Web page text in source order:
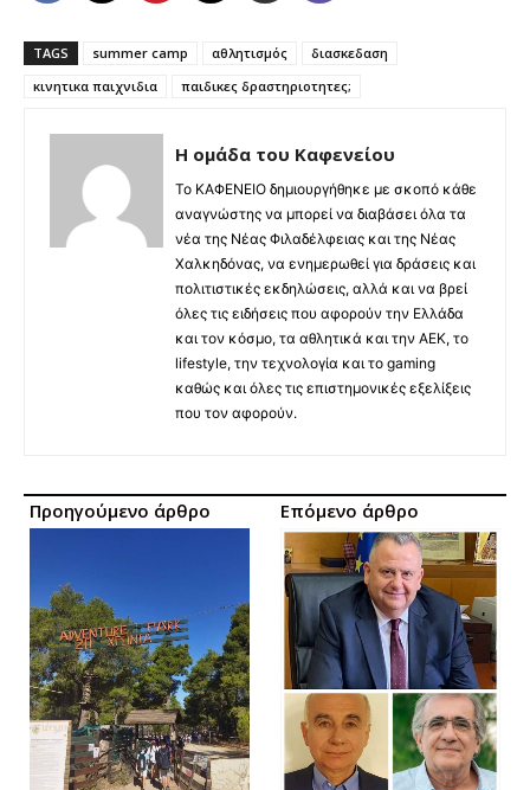
TAGS summer camp αθλητισμός
διασκεδαση
κινητικα παιχνιδια
παιδικες δραστηριοτητες;
Η ομάδα του Καφενείου
Το ΚΑΦΕΝΕΙΟ δημιουργήθηκε με σκοπό κάθε
αναγνώστης να μπορεί να διαβάσει όλα τα
νέα της Νέας Φιλαδέλφειας και της Νέας
Χαλκηδόνας, να ενημερωθεί για δράσεις και
πολιτιστικές εκδηλώσεις, αλλά και να βρεί
όλες τις ειδήσεις που αφορούν την Ελλάδα
και τον κόσμο, τα αθλητικά και την ΑΕΚ, το
lifestyle, την τεχνολογία και το gaming
καθώς και όλες τις επιστημονικές εξελίξεις
που τον αφορούν.
Προηγούμενο άρθρο Επόμενο άρθρο